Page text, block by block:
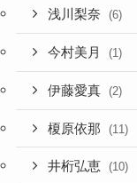
浅川梨奈 (6)
今村美月 (1)
伊藤愛真 (2)
榎原依那 (11)
井桁弘恵 (10)